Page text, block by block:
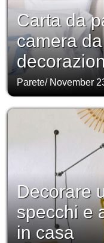
Carta da
camera
Parete/ November
Decorare
specchi e
in casa